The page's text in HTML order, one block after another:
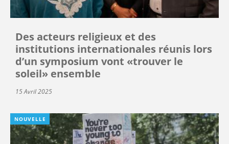
Des acteurs religieux et des
institutions internationales réunis lors
d’un symposium vont «trouver le
soleil» ensemble
15 Avril 2025
NOUVELLE